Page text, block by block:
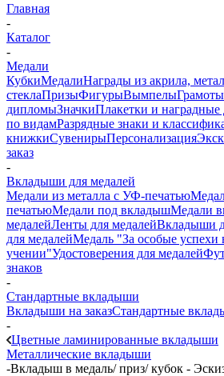
Главная
-
Каталог
-
Медали
КубкиМедалиНаграды из акрила,
стеклаПризыФигурыВымпелы
дипломыЗначкиПлакетки и наградные
по видамРазрядные знаки и
книжкиСувенирыПерсонализация
заказ
-
Вкладыши для медалей
Медали из металла с УФ-печатью
печатьюМедали под вкладышМедали
медалейЛенты для медалейВкладыши
для медалейМедаль "За особые успехи
учении"Удостоверения для медалей
знаков
-
Стандартные вкладыши
Вкладыши на заказСтандартные
-
Цветные ламинированные вкладыши
Металлические вкладыши
-Вкладыш в медаль/ приз/ кубок -